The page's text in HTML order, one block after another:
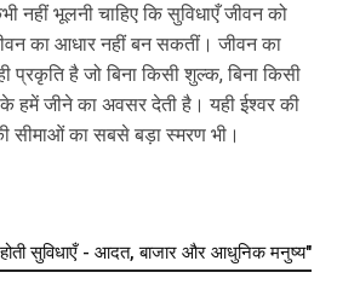
नहीं भूलनी चाहिए कि सुविधाएँ जीवन को
का आधार नहीं बन सकतीं। जीवन का
प्रकृति है जो बिना किसी शुल्क, बिना किसी
के हमें जीने का अवसर देती है। यही ईश्वर की
सीमाओं का सबसे बड़ा स्मरण भी।
सुविधाएँ - आदत, बाजार और आधुनिक मनुष्य"